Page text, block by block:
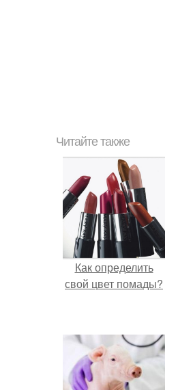
Читайте также
Как определить
свой цвет помады?